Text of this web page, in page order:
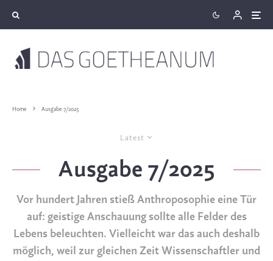
Home Ausgabe 7/2025
Latest
Ausgabe 7/2025
Vor hundert Jahren stieß Anthroposophie eine Tür
auf: geistige Anschauung sollte alle Felder des
Lebens beleuchten. Vielleicht war das auch deshalb
möglich, weil zur gleichen Zeit Wissenschaftler und